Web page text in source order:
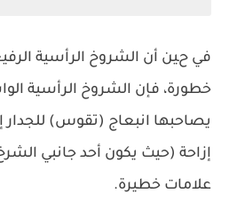
في حين أن الشروخ الرأسية
خطورة، فإن الشروخ الرأسية
يصاحبها انبعاج (تقوس) للجدار
إزاحة (حيث يكون أحد جانبي
علامات خطيرة.